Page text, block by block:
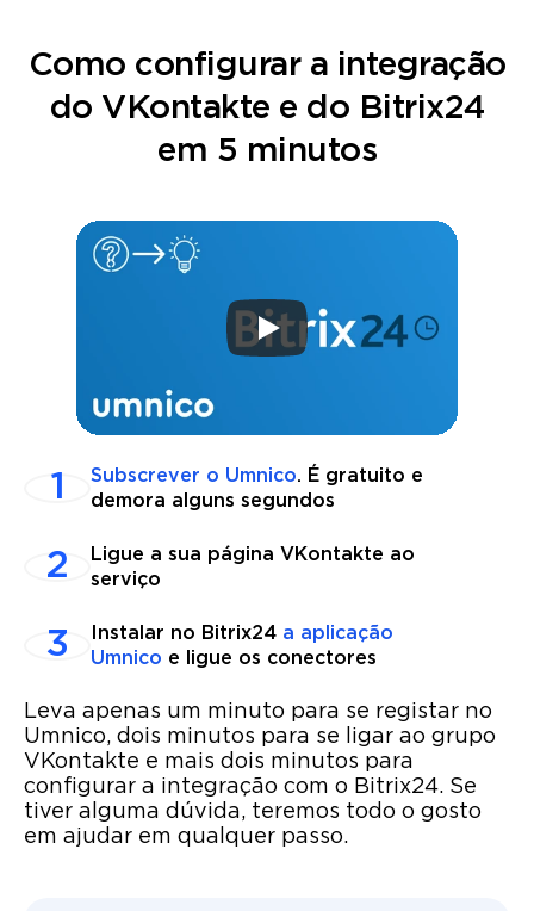
Como configurar a integração
do VKontakte e do Bitrix24
em 5 minutos
Subscrever o Umnico. É gratuito e
demora alguns segundos
Ligue a sua página VKontakte ao
serviço
Instalar no Bitrix24 a aplicação
Umnico e ligue os conectores
Leva apenas um minuto para se registar no
Umnico, dois minutos para se ligar ao grupo
VKontakte e mais dois minutos para
configurar a integração com o Bitrix24. Se
tiver alguma dúvida, teremos todo o gosto
em ajudar em qualquer passo.